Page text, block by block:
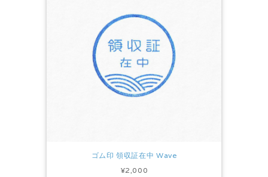
ゴム印 領収証在中 Wave
¥2,000